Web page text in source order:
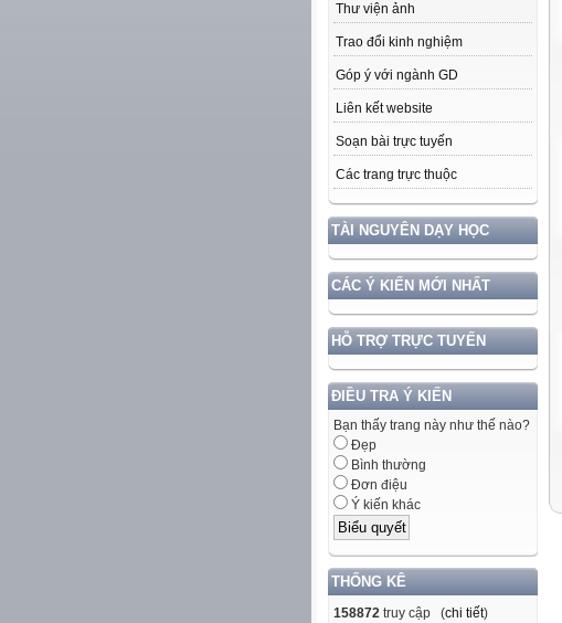
Thư viện ảnh
Trao đổi kinh nghiệm
Góp ý với ngành GD
Liên kết website
Soạn bài trực tuyến
Các trang trực thuộc
TÀI NGUYÊN DẠY HỌC
CÁC Ý KIẾN MỚI NHẤT
HỖ TRỢ TRỰC TUYẾN
ĐIỀU TRA Ý KIẾN
Bạn thấy trang này như thế nào?
Đẹp
Bình thường
Đơn điệu
Ý kiến khác
THỐNG KÊ
158872 truy cập (chi tiết)